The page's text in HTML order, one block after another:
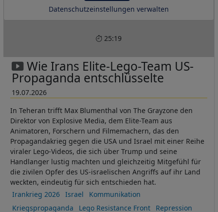
Datenschutzeinstellungen verwalten
25:19
19.07.2026
Wie Irans Elite-Lego-Team US-
Propaganda entschlüsselte
In Teheran trifft Max Blumenthal von The Grayzone den
Direktor von Explosive Media, dem Elite-Team aus
Animatoren, Forschern und Filmemachern, das den
Propagandakrieg gegen die USA und Israel mit einer Reihe
viraler Lego-Videos, die sich über Trump und seine
Handlanger lustig machten und gleichzeitig Mitgefühl für
die zivilen Opfer des US-israelischen Angriffs auf ihr Land
weckten, eindeutig für sich entschieden hat.
Irankrieg 2026
Israel
Kommunikation
Kriegspropaganda
Lego Resistance Front Repression